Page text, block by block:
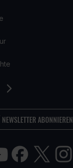
NEWSLETTER ABONNIEREN